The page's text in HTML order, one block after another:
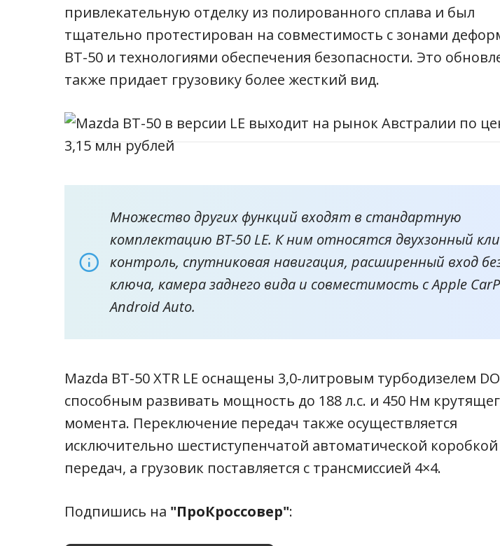
привлекательную отделку из полированного сплава и был
тщательно протестирован на совместимость с зонами
BT-50 и технологиями обеспечения безопасности. Это
также придает грузовику более жесткий вид.
Множество других функций входят в стандартную
комплектацию BT-50 LE. К ним относятся двухзонный
контроль, спутниковая навигация, расширенный вход
ключа, камера заднего вида и совместимость с Apple
Android Auto.
Mazda BT-50 XTR LE оснащены 3,0-литровым турбодизелем
способным развивать мощность до 188 л.с. и 450 Нм
момента. Переключение передач также осуществляется
исключительно шестиступенчатой ​​автоматической коробкой
передач, а грузовик поставляется с трансмиссией 4×4.
Подпишись на "ПроКроссовер":